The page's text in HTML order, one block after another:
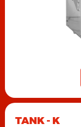
TANK - K